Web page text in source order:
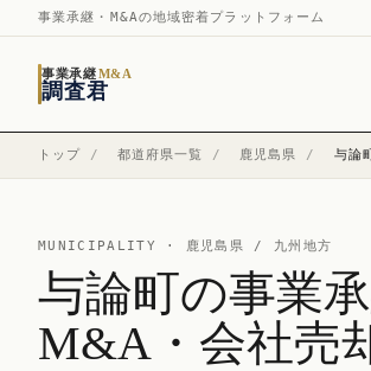
事業承継・M&Aの地域密着プラットフォーム
事業承継M&A
調査君
トップ / 都道府県一覧 / 鹿児島県 / 与論
MUNICIPALITY · 鹿児島県 / 九州地方
与論町の事業承
M&A・会社売